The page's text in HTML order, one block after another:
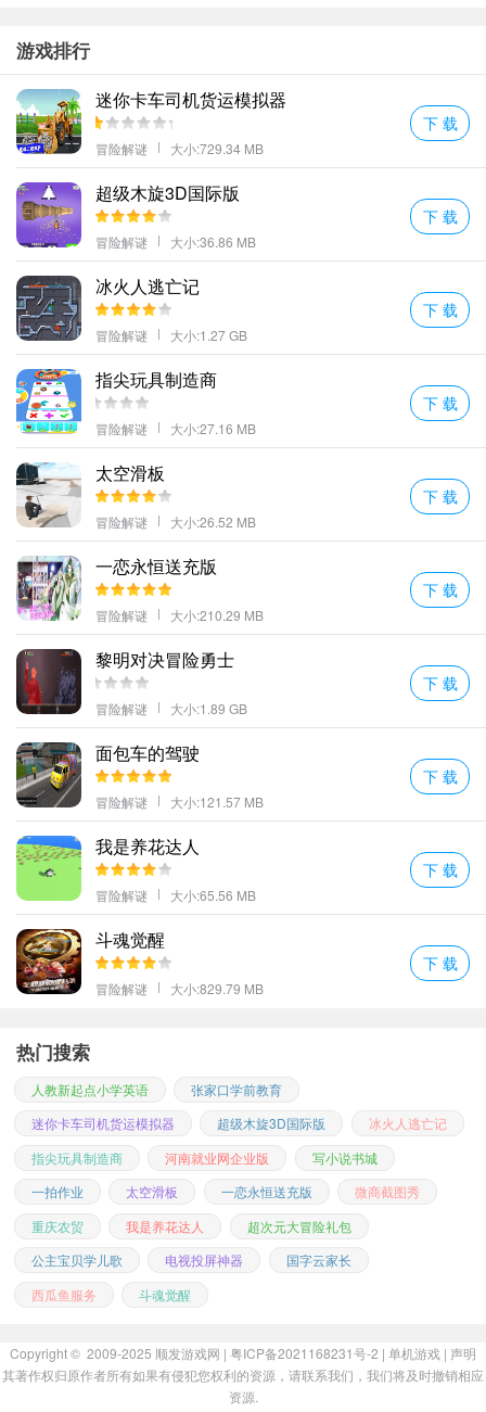
精美的D制作尽情享受酣畅淋漓的战斗吧！
你们之中每个人的身份都不同每个玩家都有属于自己的同伴尽快找
到他
简洁的画面设计了众多的场景玩家可以进入到不同的场景当中开始
追逐躲猫猫挑战！
太空狼人杀中文版编辑心得
这样会显得在后续的冒险中没有危机感和压迫感玩家能够保持一个
无所谓的状态进行冒险。
超多不同的太空背景玩家可以选择每一个背景都能为你带来不同的
游戏乐趣玩家可以自由选择不同的玩法。
建造指挥部招募更多强大的合成人来完成任务。
游戏的画面简洁而不简单营造出逼真的体验无论是场景还是玩法都
很真实。
更多好玩的手游，请持续关注顺发游戏网
游戏排行
迷你卡车司机货运模拟器
冒险解谜 大小:729.34 MB
下 载
超级木旋3D国际版
冒险解谜 大小:36.86 MB
下 载
冰火人逃亡记
冒险解谜 大小:1.27 GB
下 载
指尖玩具制造商
冒险解谜 大小:27.16 MB
下 载
太空滑板
冒险解谜 大小:26.52 MB
下 载
一恋永恒送充版
冒险解谜 大小:210.29 MB
下 载
黎明对决冒险勇士
冒险解谜 大小:1.89 GB
下 载
面包车的驾驶
冒险解谜 大小:121.57 MB
下 载
我是养花达人
冒险解谜 大小:65.56 MB
下 载
斗魂觉醒
冒险解谜 大小:829.79 MB
下 载
热门搜索
人教新起点小学英语
张家口学前教育
迷你卡车司机货运模拟器
超级木旋3D国际版
冰火人逃亡记
指尖玩具制造商
河南就业网企业版
写小说书城
一拍作业
太空滑板 一恋永恒送充版
微商截图秀
重庆农贸
我是养花达人
超次元大冒险礼包
公主宝贝学儿歌
电视投屏神器
国字云家长
西瓜鱼服务
斗魂觉醒
Copyright © 2009-2025 顺发游戏网 | 粤ICP备2021168231号-2 | 单机游戏 | 声明
其著作权归原作者所有如果有侵犯您权利的资源，请联系我们，我们将及时撤销相应
资源.